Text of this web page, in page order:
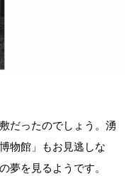
だったのでしょう。湧
物館」もお見逃しな
夢を見るようです。